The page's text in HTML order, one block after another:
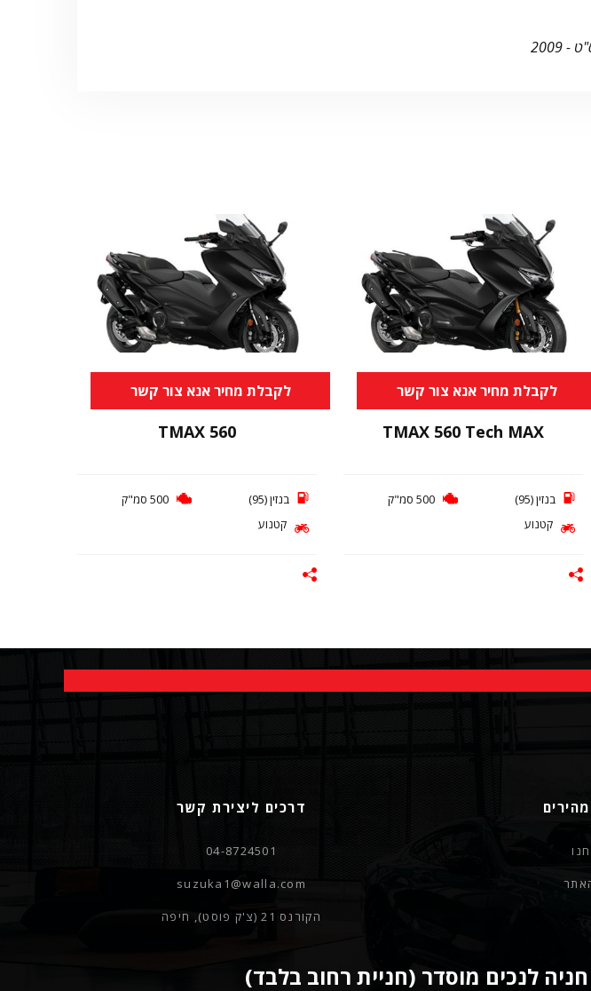
לקבלת מחיר אנא צור קשר
TMAX 560 Tech MAX
בנזין (95)
500 סמ"ק
קטנוע
לקבלת מחיר אנא צור קשר
TMAX 560
בנזין (95)
500 סמ"ק
קטנוע
דרכים ליצירת קשר
04-8724501
suzuka1@walla.com
הקורנס 21 (צ'ק פוסט), חיפה
לנכים מוסדר (חניית רחוב בלבד)